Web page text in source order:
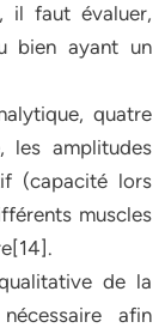
il faut évaluer,
bien ayant un
quatre
les amplitudes
(capacité lors
muscles
de la
afin